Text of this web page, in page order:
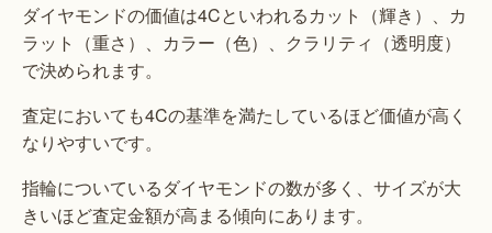
ダイヤモンドの価値は4Cといわれるカット（輝き）、カ
ラット（重さ）、カラー（色）、クラリティ（透明度）
で決められます。
査定においても4Cの基準を満たしているほど価値が高く
なりやすいです。
指輪についているダイヤモンドの数が多く、サイズが大
きいほど査定金額が高まる傾向にあります。